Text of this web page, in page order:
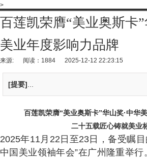
>
百莲凯荣膺“美业奥斯卡
美业年度影响力品牌
来源: 阅读：1884 2025-12-12 22:23:15
[提要]
百莲凯荣膺“美业奥斯卡”华山奖·中华
二十五载匠心铸就美业
2025年11月22日至23日，备受瞩目
中国美业领袖年会”在广州隆重举